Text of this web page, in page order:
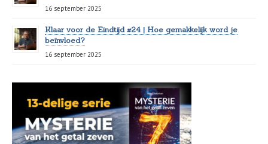
16 september 2025
Klaar voor de Eindtijd #24 | Hoe gemakkelijk word je
beïnvloed?
16 september 2025